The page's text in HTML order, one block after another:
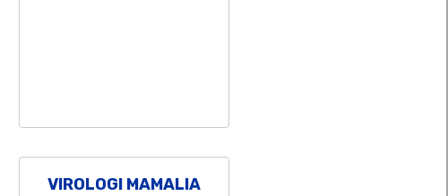
VIROLOGI MAMALIA